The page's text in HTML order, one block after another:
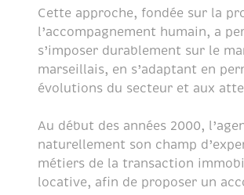
Cette approche, fondée sur la
l’accompagnement humain, a
s’imposer durablement sur le
marseillais, en s’adaptant en
évolutions du secteur et aux
Au début des années 2000,
naturellement son champ
métiers de la transaction
locative, afin de proposer un